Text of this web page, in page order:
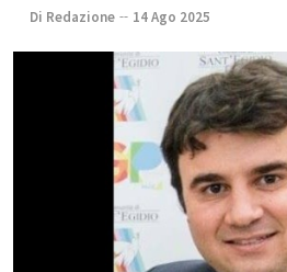
Di Redazione 14 Ago 2025